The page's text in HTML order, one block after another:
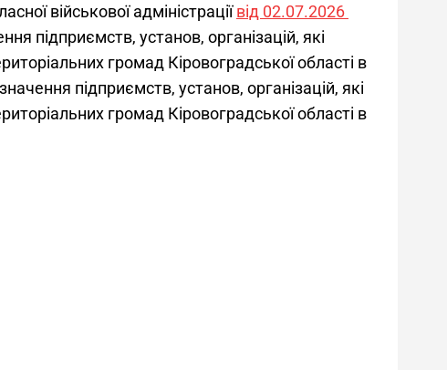
військової адміністрації від 02.07.2026
підприємств, установ, організацій, які
громад Кіровоградської області в
підприємств, установ, організацій, які
громад Кіровоградської області в